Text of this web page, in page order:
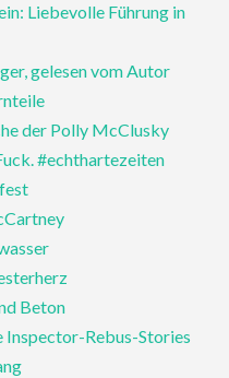
Liebevolle Führung in
gelesen vom Autor
der Polly McClusky
#echthartezeiten
Beton
Inspector-Rebus-Stories